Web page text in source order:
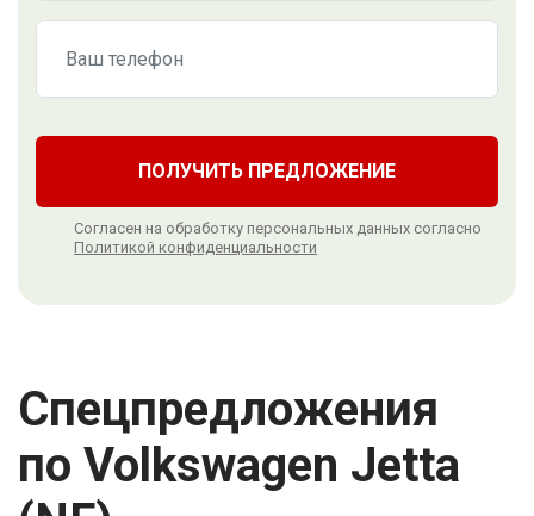
ПОЛУЧИТЬ ПРЕДЛОЖЕНИЕ
Согласен на обработку персональных данных согласно
Политикой конфиденциальности
Спецпредложения
по Volkswagen Jetta